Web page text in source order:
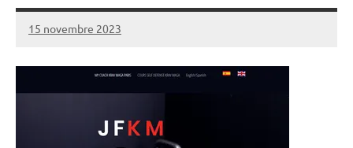
15 novembre 2023
annuairecoaching